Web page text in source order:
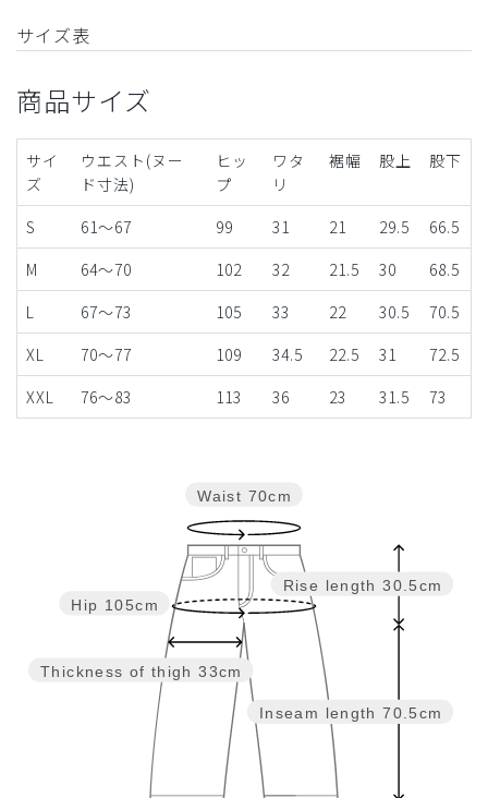
サイズ表
商品サイズ
サイ
ズ
ウエスト(ヌー
ド寸法)
ヒッ
プ
ワタ
リ
裾幅 股上 股下
S 61～67 99 31 21 29.5
66.5
M
64～70 102 32 21.5 30
68.5
L
67～73 105 33 22 30.5
70.5
XL
70～77 109 34.5 22.5 31
72.5
XXL
76～83 113 36 23 31.5 73
Inseam length 70.5cm
Rise length 30.5cm
Thickness of thigh 33cm
Hip 105cm
Waist 70cm